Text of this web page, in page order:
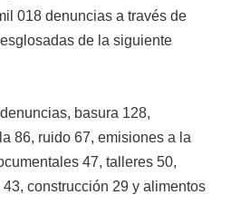
018 denuncias a través de
de la siguiente
basura 128,
86, ruido 67, emisiones a la
47, talleres 50,
construcción 29 y alimentos